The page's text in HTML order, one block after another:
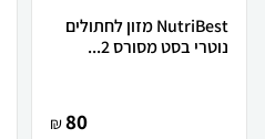
NutriBest מזון לחתולים
נוטרי בסט מסורס 2...
80
₪